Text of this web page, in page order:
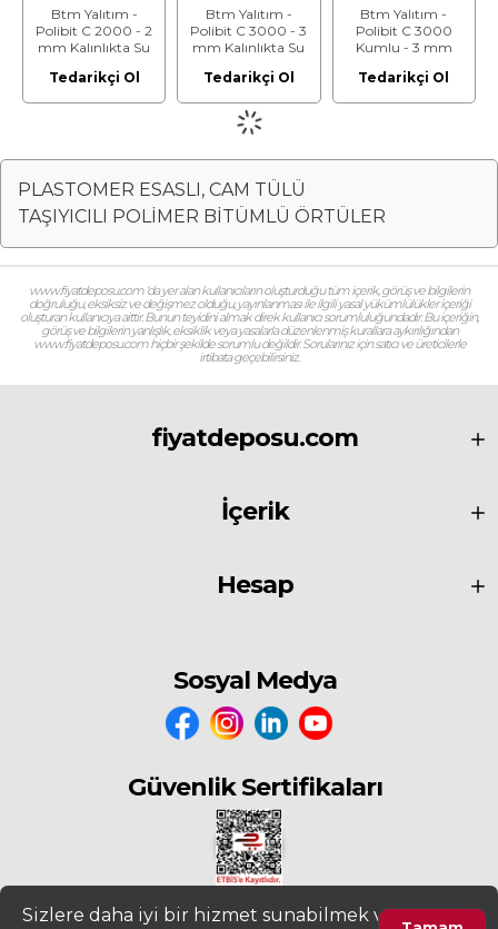
Btm Yalıtım -
Polibit C 2000 - 2
mm Kalınlıkta Su
Tedarikçi Ol
Btm Yalıtım -
Polibit C 3000 - 3
mm Kalınlıkta Su
Tedarikçi Ol
Btm Yalıtım -
Polibit C 3000
Kumlu - 3 mm
Yalıtım Membranı
Tedarikçi Ol
PLASTOMER ESASLI, CAM TÜLÜ
TAŞIYICILI POLİMER BİTÜMLÜ ÖRTÜLER
www.fiyatdeposu.com ‘da yer alan kullanıcıların oluşturduğu tüm içerik, görüş ve bilgilerin
doğruluğu, eksiksiz ve değişmez olduğu, yayınlanması ile ilgili yasal yükümlülükler içeriği
oluşturan kullanıcıya aittir. Bunun teyidini almak direk kullanıcı sorumluluğundadır. Bu içeriğin,
görüş ve bilgilerin yanlışlık, eksiklik veya yasalarla düzenlenmiş kurallara aykırılığından
www.fiyatdeposu.com hiçbir şekilde sorumlu değildir. Sorularınız için satıcı ve üreticilerle
irtibata geçebilirsiniz.
fiyatdeposu.com
İçerik
Hesap
Sosyal Medya
Güvenlik Sertifikaları
Sizlere daha iyi bir hizmet sunabilmek ve